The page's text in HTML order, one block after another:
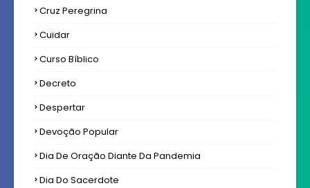
Cruz Peregrina
Cuidar
Curso Bíblico
Decreto
Despertar
Devoção Popular
Dia De Oração Diante Da Pandemia
Dia Do Sacerdote